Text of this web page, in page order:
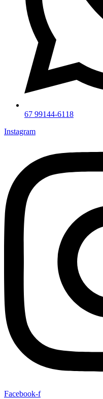
67 99144-6118
Instagram
Facebook-f